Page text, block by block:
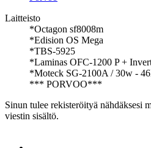
Laitteisto
*Octagon sf8008m
*Edision OS Mega
*TBS-5925
*Laminas OFC-1200 P +
*Moteck SG-2100A / 30w -
*** PORVOO***
Sinun tulee rekisteröityä nähdäksesi
viestin sisältö.